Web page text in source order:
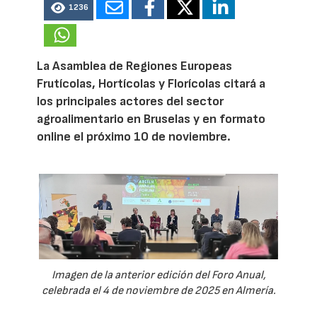
1236
La Asamblea de Regiones Europeas
Frutícolas, Hortícolas y Florícolas citará a
los principales actores del sector
agroalimentario en Bruselas y en formato
online el próximo 10 de noviembre.
Imagen de la anterior edición del Foro Anual,
celebrada el 4 de noviembre de 2025 en Almería.